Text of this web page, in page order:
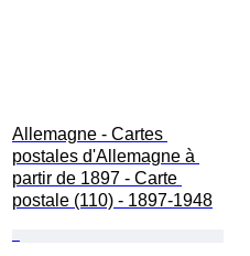
Allemagne - Cartes
postales d'Allemagne à
partir de 1897 - Carte
postale (110) - 1897-1948